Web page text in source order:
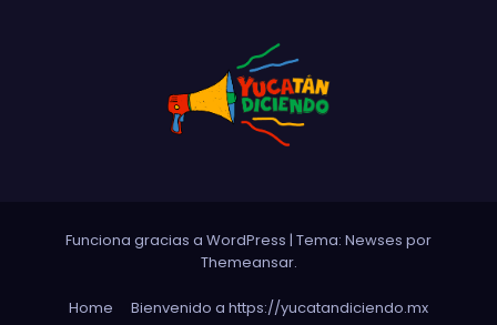
Funciona gracias a WordPress | Tema: Newses por
Themeansar.
Home Bienvenido a https://yucatandiciendo.mx